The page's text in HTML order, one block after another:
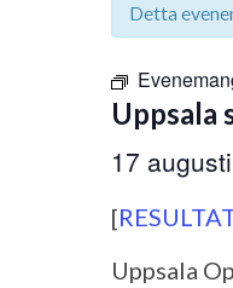
Detta
Uppsala
17
[
Uppsala